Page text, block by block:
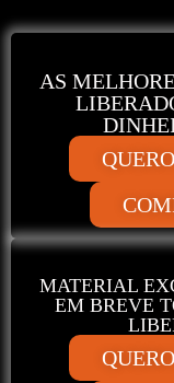
AS
MATERIAL
EM BREVE